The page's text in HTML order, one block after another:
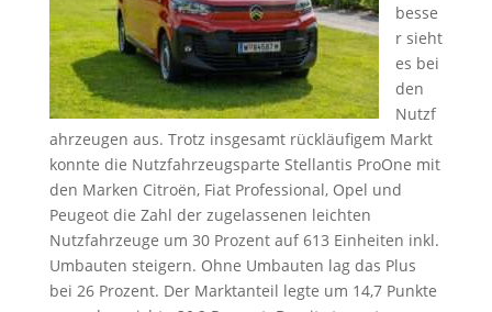
besse
r sieht
es bei
den
Nutzf
ahrzeugen aus. Trotz insgesamt rückläufigem Markt
konnte die Nutzfahrzeugsparte Stellantis ProOne mit
den Marken Citroën, Fiat Professional, Opel und
Peugeot die Zahl der zugelassenen leichten
Nutzfahrzeuge um 30 Prozent auf 613 Einheiten inkl.
Umbauten steigern. Ohne Umbauten lag das Plus
bei 26 Prozent. Der Marktanteil legte um 14,7 Punkte